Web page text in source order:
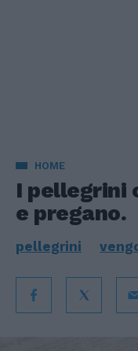
HOME
I pellegrini
e pregano.
pellegrini